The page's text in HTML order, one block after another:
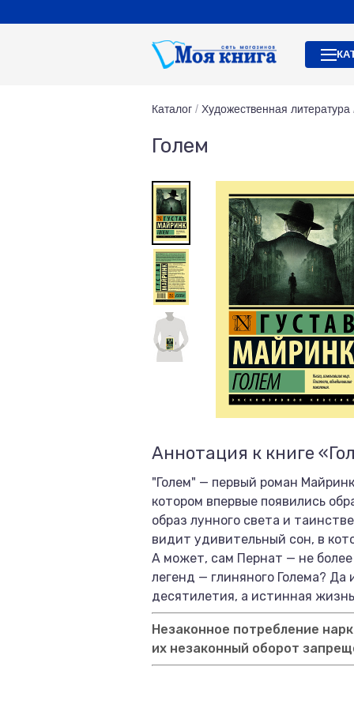
Каталог / Художественная литература
Голем
Аннотация к книге
"Голем" — первый роман
котором впервые появились
образ лунного света и
видит удивительный сон, в
А может, сам Пернат — не
легенд — глиняного Голема?
десятилетия, а истинная
Незаконное потребление
их незаконный оборот